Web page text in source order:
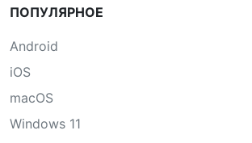
ПОПУЛЯРНОЕ
Android
iOS
macOS
Windows 11